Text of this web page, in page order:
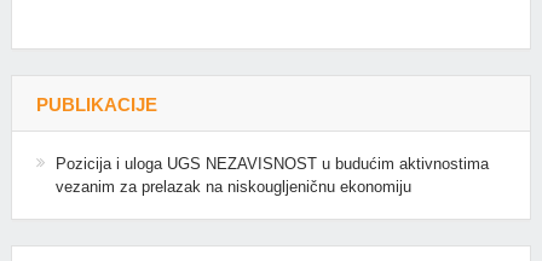
PUBLIKACIJE
Pozicija i uloga UGS NEZAVISNOST u budućim aktivnostima
vezanim za prelazak na niskougljeničnu ekonomiju